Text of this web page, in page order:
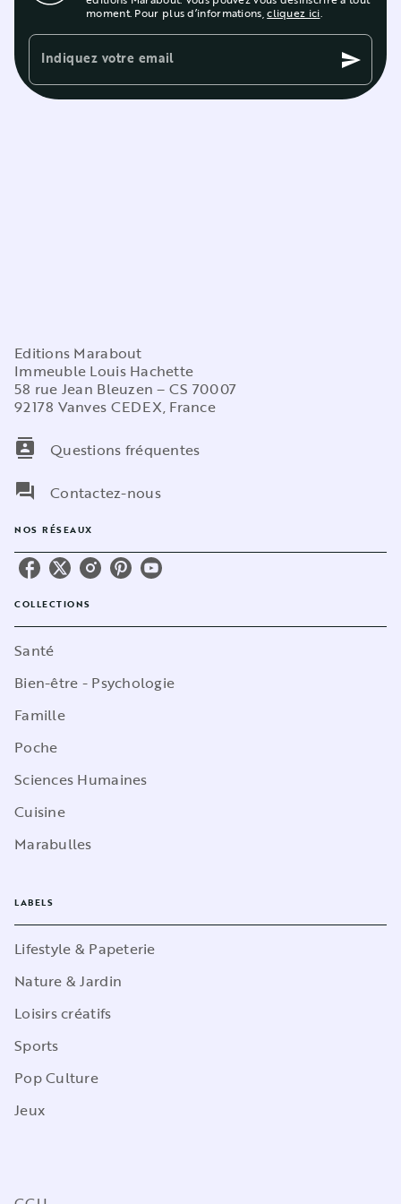
moment. Pour plus d’informations,cliquez ici.
Indiquez votre email send
Editions Marabout
Immeuble Louis Hachette
58 rue Jean Bleuzen – CS 70007
92178 Vanves CEDEX, France
contacts
Questions fréquentes
question_answer
Contactez-nous
NOS RÉSEAUX
COLLECTIONS
Santé
Bien-être - Psychologie
Famille
Poche
Sciences Humaines
Cuisine
Marabulles
LABELS
Lifestyle & Papeterie
Nature & Jardin
Loisirs créatifs
Sports
Pop Culture
Jeux